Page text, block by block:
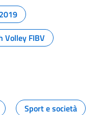
Volley FIBV
Sport e società